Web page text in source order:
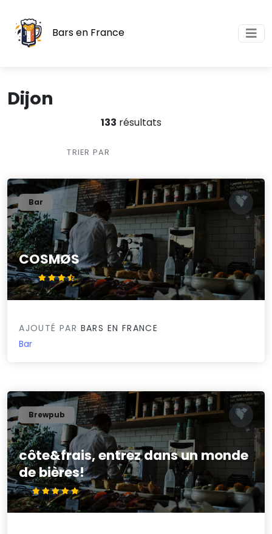
Bars en France
Dijon
133 résultats
TRIER PAR
COSMØS
3.6/5
Bar
AJOUTÉ PAR BARS EN FRANCE
Bar
côte&frais, entrez dans un monde
de bières!
5/5
Brewpub